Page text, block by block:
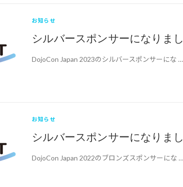
お知らせ
シルバースポンサーになりまし
DojoCon Japan 2023のシルバースポンサーにな …
お知らせ
シルバースポンサーになりまし
DojoCon Japan 2022のブロンズスポンサーにな …